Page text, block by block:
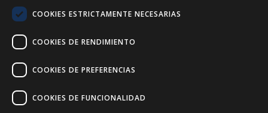
(Spain)
Madrid
C/ Méndez Álvaro 20, oficina 440
28045 Madrid
(Spain)
COOKIES ESTRICTAMENTE NECESARIAS
COOKIES DE RENDIMIENTO
COOKIES DE PREFERENCIAS
COOKIES DE FUNCIONALIDAD